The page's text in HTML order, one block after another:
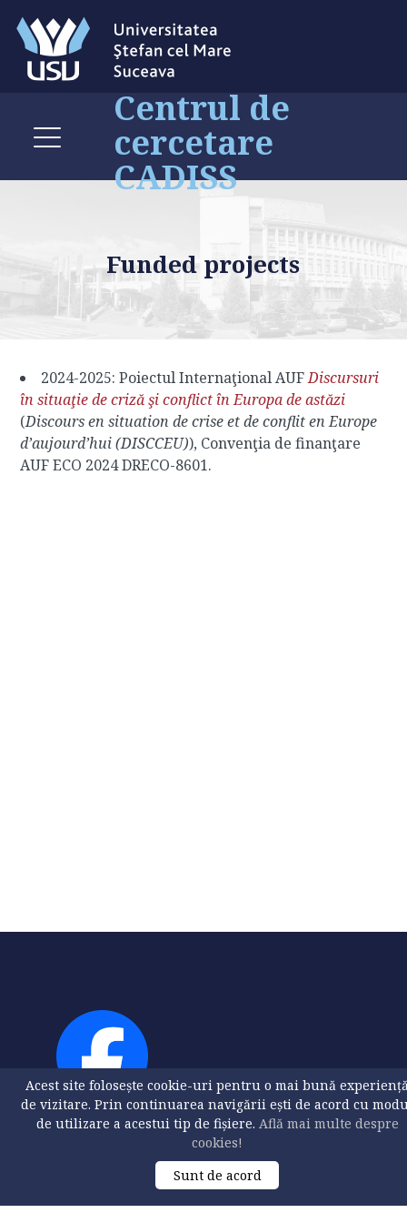
Centrul de
cercetare
CADISS
Funded projects
2024-2025: Poiectul Internaţional AUFDiscursuri
în situaţie de criză şi conflict în Europa de astăzi
(Discours en situation de crise et de conflit en Europe
d’aujourd’hui (DISCCEU)), Convenţia de finanţare
AUF ECO 2024 DRECO-8601.
Acest site folosește cookie-uri pentru o mai bună
de vizitare. Prin continuarea navigării ești de acord cu
de utilizare a acestui tip de fișiere. Află mai multe despre
cookies!
Sunt de acord